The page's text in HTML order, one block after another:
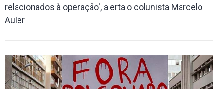
relacionados à operação', alerta o colunista Marcelo
Auler